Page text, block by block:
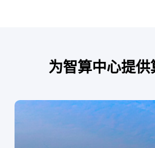
为智算中心提